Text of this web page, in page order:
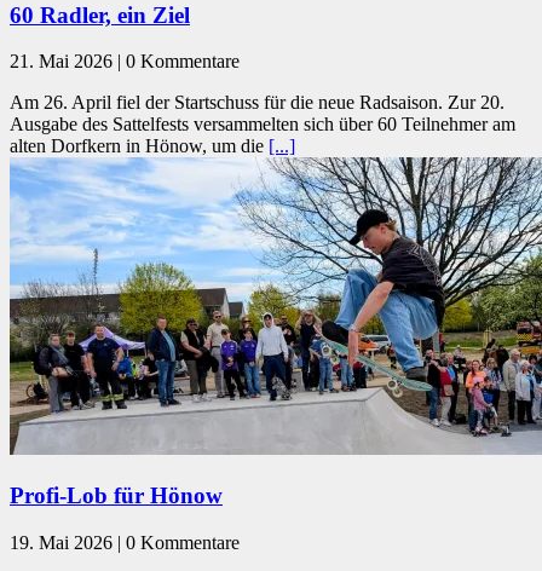
60 Radler, ein Ziel
21. Mai 2026 | 0 Kommentare
Am 26. April fiel der Startschuss für die neue Radsaison. Zur 20.
Ausgabe des Sattelfests versammelten sich über 60 Teilnehmer am
alten Dorfkern in Hönow, um die [...]
Profi-Lob für Hönow
19. Mai 2026 | 0 Kommentare